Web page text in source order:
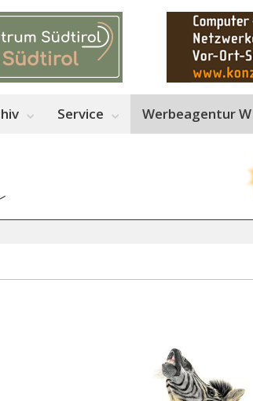
Service Werbeagentur